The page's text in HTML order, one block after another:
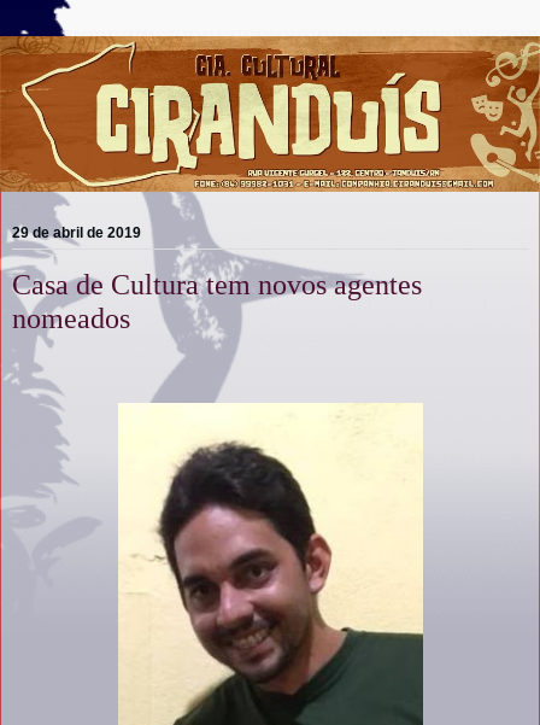
29 de abril de 2019
Casa de Cultura tem novos agentes
nomeados